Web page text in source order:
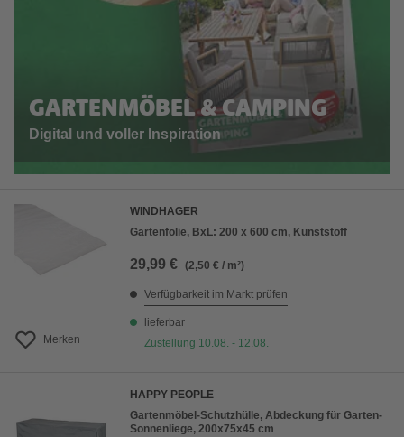
GARTENMÖBEL & CAMPING
Digital und voller Inspiration
Merken
WINDHAGER
Gartenfolie, BxL: 200 x 600 cm, Kunststoff
29,99 € (2,50 € / m²)
Verfügbarkeit im Markt prüfen
lieferbar
Zustellung 10.08. - 12.08.
HAPPY PEOPLE
Gartenmöbel-Schutzhülle, Abdeckung für Garten-
Sonnenliege, 200x75x45 cm